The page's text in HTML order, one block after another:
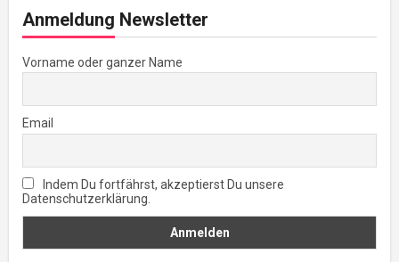
Anmeldung Newsletter
Vorname oder ganzer Name
Email
Indem Du fortfährst, akzeptierst Du unsere
Datenschutzerklärung.